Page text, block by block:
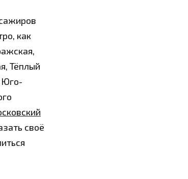
как
Тёплый
Юго-
своё